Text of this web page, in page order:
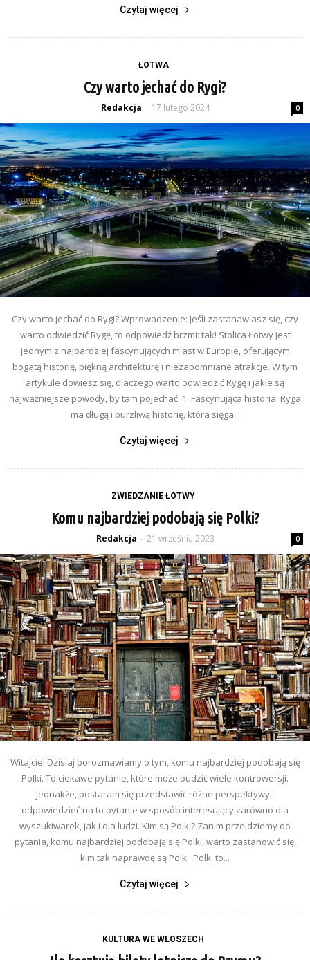
Czytaj więcej
ŁOTWA
Czy warto jechać do Rygi?
Redakcja - 17 lutego 2024 0
Czy warto jechać do Rygi? Wprowadzenie: Jeśli zastanawiasz się, czy
warto odwiedzić Rygę, to odpowiedź brzmi: tak! Stolica Łotwy jest
jednym z najbardziej fascynujących miast w Europie, oferującym
bogatą historię, piękną architekturę i niezapomniane atrakcje. W tym
artykule dowiesz się, dlaczego warto odwiedzić Rygę i jakie są
najważniejsze powody, by tam pojechać. 1. Fascynująca historia: Ryga
ma długą i burzliwą historię, która sięga...
Czytaj więcej
ZWIEDZANIE ŁOTWY
Komu najbardziej podobają się Polki?
Redakcja - 21 września 2023 0
Witajcie! Dzisiaj porozmawiamy o tym, komu najbardziej podobają się
Polki. To ciekawe pytanie, które może budzić wiele kontrowersji.
Jednakże, postaram się przedstawić różne perspektywy i
odpowiedzieć na to pytanie w sposób interesujący zarówno dla
wyszukiwarek, jak i dla ludzi. Kim są Polki? Zanim przejdziemy do
pytania, komu najbardziej podobają się Polki, warto zastanowić się,
kim tak naprawdę są Polki. Polki to...
Czytaj więcej
KULTURA WE WŁOSZECH